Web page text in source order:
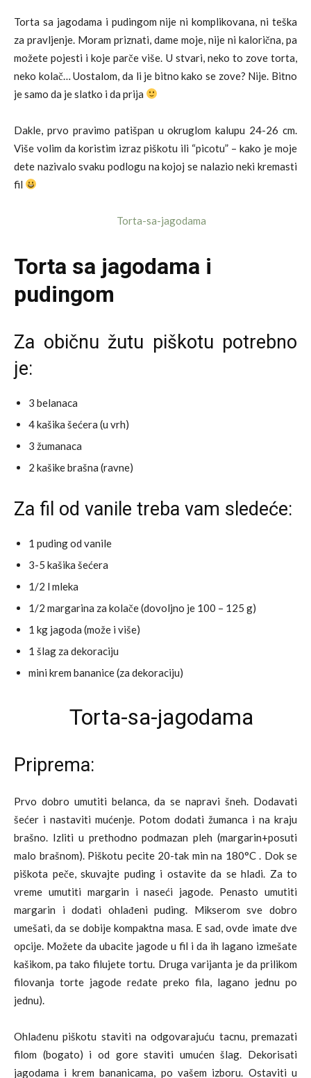
Torta sa jagodama i pudingom nije ni komplikovana, ni teška
za pravljenje. Moram priznati, dame moje, nije ni kalorična, pa
možete pojesti i koje parče više. U stvari, neko to zove torta,
neko kolač… Uostalom, da li je bitno kako se zove? Nije. Bitno
je samo da je slatko i da prija
Dakle, prvo pravimo patišpan u okruglom kalupu 24-26 cm.
Više volim da koristim izraz piškotu ili “picotu” – kako je moje
dete nazivalo svaku podlogu na kojoj se nalazio neki kremasti
fil
Torta sa jagodama i
pudingom
Za običnu žutu piškotu potrebno
je:
3 belanaca
4 kašika šećera (u vrh)
3 žumanaca
2 kašike brašna (ravne)
Za fil od vanile treba vam sledeće:
1 puding od vanile
3-5 kašika šećera
1/2 l mleka
1/2 margarina za kolače (dovoljno je 100 – 125 g)
1 kg jagoda (može i više)
1 šlag za dekoraciju
mini krem bananice (za dekoraciju)
Priprema:
Prvo dobro umutiti belanca, da se napravi šneh. Dodavati
šećer i nastaviti mućenje. Potom dodati žumanca i na kraju
brašno. Izliti u prethodno podmazan pleh (margarin+posuti
malo brašnom). Piškotu pecite 20-tak min na 180°C . Dok se
piškota peče, skuvajte puding i ostavite da se hladi. Za to
vreme umutiti margarin i naseći jagode. Penasto umutiti
margarin i dodati ohlađeni puding. Mikserom sve dobro
umešati, da se dobije kompaktna masa. E sad, ovde imate dve
opcije. Možete da ubacite jagode u fil i da ih lagano izmešate
kašikom, pa tako filujete tortu. Druga varijanta je da prilikom
filovanja torte jagode ređate preko fila, lagano jednu po
jednu).
Ohlađenu piškotu staviti na odgovarajuću tacnu, premazati
filom (bogato) i od gore staviti umućen šlag. Dekorisati
jagodama i krem bananicama, po vašem izboru. Ostaviti u